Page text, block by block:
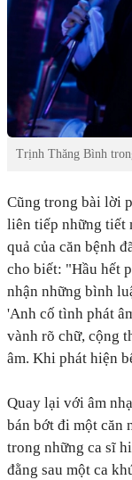
Trịnh Thăng Bình
Cũng trong bài lời
liên tiếp những tiết
quả của căn bệnh
cho biết: "Hầu hết
nhận những bình
'Anh cố tình phát
vành rõ chữ, cộng
âm. Khi phát hiện
Quay lại với âm
bán bớt đi một căn
trong những ca sĩ
đằng sau một ca